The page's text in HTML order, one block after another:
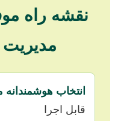
نقشه راه
مدیریت
انتخاب
قابل اجرا